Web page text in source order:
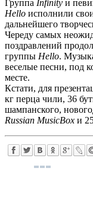
Группа Infinity и
Hello исполнили
дальнейшего
Череду самых
поздравлений
группы Hello.
веселые песни, под
месте.
Кстати, для
кг перца чили, 36
шампанского,
Russian MusicBox и